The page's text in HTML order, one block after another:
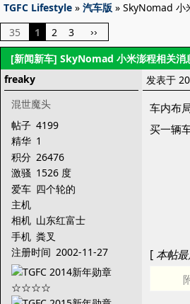
TGFC Lifestyle » 汽车版 » SkyNomad 小
35
1 2 3 ››
[新闻新车] SkyNomad 小米澎程相关消
freaky
混世魔头
帖子 4199
精华 1
积分 26476
激骚 1526 度
爱车 四个轮的
主机
相机 山东红富士
手机 粪叉
注册时间 2002-11-27
发表于
车内布
买一辆
[本帖